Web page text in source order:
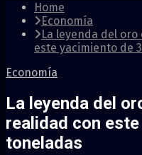
Home
Economía
La leyenda del
este yacimiento de
Economía
La leyenda del
realidad con
toneladas